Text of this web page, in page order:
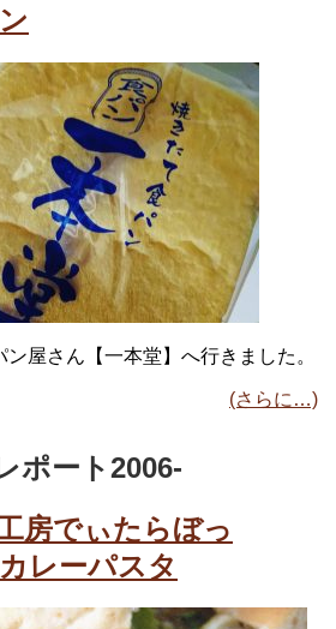
屋さん【一本堂】へ行きました。
(さらに…)
ポート2006-
房でぃたらぼっ
レーパスタ